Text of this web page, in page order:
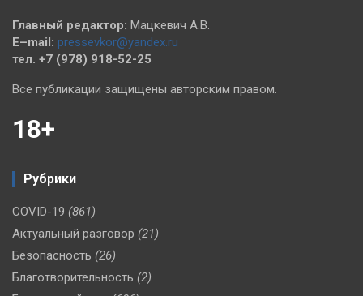
Главный редактор: Мацкевич А.В.
E–mail: pressevkor@yandex.ru
тел. +7 (978) 918-52-25
Все публикации защищены авторским правом.
18+
Рубрики
COVID-19 (861)
Актуальный разговор (21)
Безопасность (26)
Благотворительность (2)